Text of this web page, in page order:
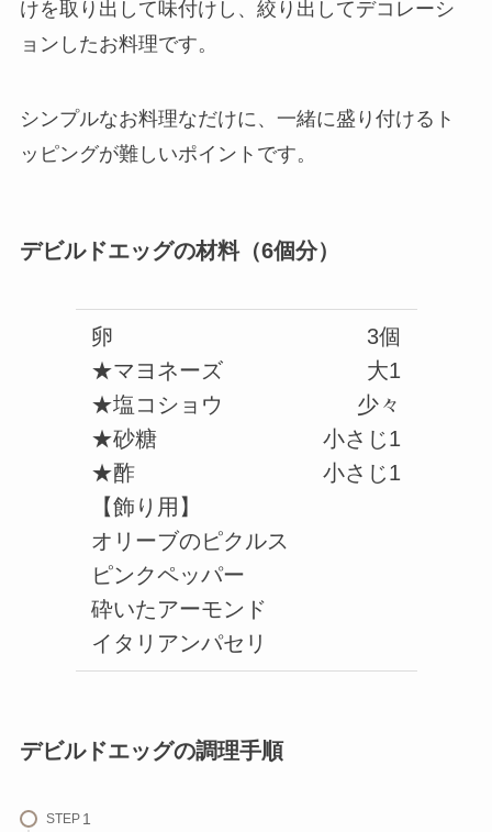
けを取り出して味付けし、絞り出してデコレーシ
ョンしたお料理です。
シンプルなお料理なだけに、一緒に盛り付けるト
ッピングが難しいポイントです。
デビルドエッグの材料（6個分）
卵
★マヨネーズ
★塩コショウ
★砂糖
★酢
【飾り用】
オリーブのピクルス
ピンクペッパー
砕いたアーモンド
イタリアンパセリ
3個
大1
少々
小さじ1
小さじ1
デビルドエッグの調理手順
STEP